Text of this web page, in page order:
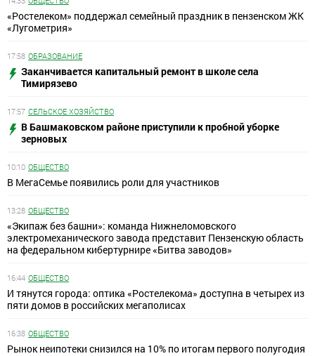
«Ростелеком» поддержал семейный праздник в пензенском ЖК
«Лугометрия»
17:58 ОБРАЗОВАНИЕ
Заканчивается капитальный ремонт в школе села
Тимирязево
17:57 СЕЛЬСКОЕ ХОЗЯЙСТВО
В Башмаковском районе приступили к пробной уборке
зерновых
10:10 ОБЩЕСТВО
В МегаСемье появились роли для участников
13:28 ОБЩЕСТВО
«Экипаж без башни»: команда Нижнеломовского
электромеханического завода представит Пензенскую область
на федеральном кибертурнире «Битва заводов»
16:44 ОБЩЕСТВО
И тянутся города: оптика «Ростелекома» доступна в четырех из
пяти домов в российских мегаполисах
16:38 ОБЩЕСТВО
Рынок неипотеки снизился на 10% по итогам первого полугодия